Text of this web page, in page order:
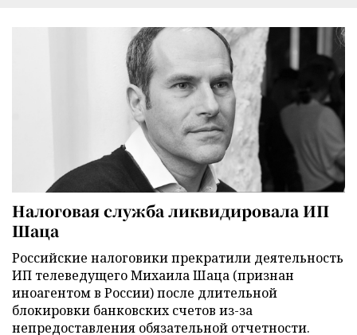
Налоговая служба ликвидировала ИП
Шаца
Российские налоговики прекратили деятельность
ИП телеведущего Михаила Шаца (признан
иноагентом в России) после длительной
блокировки банковских счетов из-за
непредоставления обязательной отчетности.